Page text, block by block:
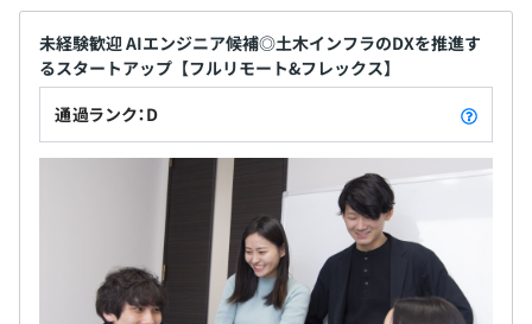
未経験歓迎 AIエンジニア候補◎土木インフラのDXを推進す
るスタートアップ【フルリモート&フレックス】
通過ランク：D